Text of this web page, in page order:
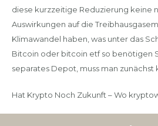
diese kurzzeitige Reduzierung keine
Auswirkungen auf die
Klimawandel haben, was unter das
Bitcoin oder bitcoin etf so benötigen
separates Depot, muss man zunächst
Hat Krypto Noch Zukunft – Wo